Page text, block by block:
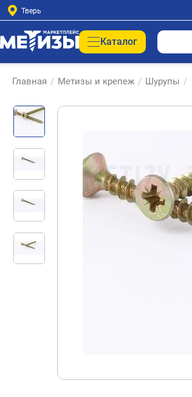
Тверь
Каталог
Главная / Метизы и крепеж / Шурупы /